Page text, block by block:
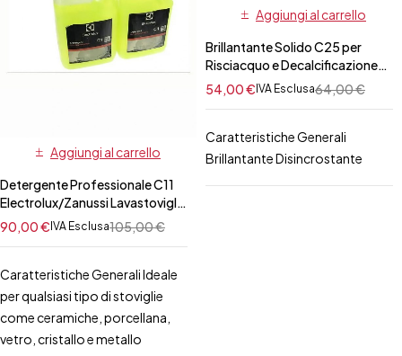
Aggiungi al carrello
Detergente Professionale C11
Electrolux/Zanussi Lavastoviglie
10 Lt
105,00€
90,00€IVA Esclusa
Caratteristiche Generali Ideale
per qualsiasi tipo di stoviglie
come ceramiche, porcellana,
vetro, cristallo e metallo
Aggiungi al carrello
Brillantante Solido C25 per
Risciacquo e Decalcificazione
Professionale
Electrolux/Zanussi per Forno 50
64,00€
54,00€IVA Esclusa
Caratteristiche Generali
Brillantante Disincrostante